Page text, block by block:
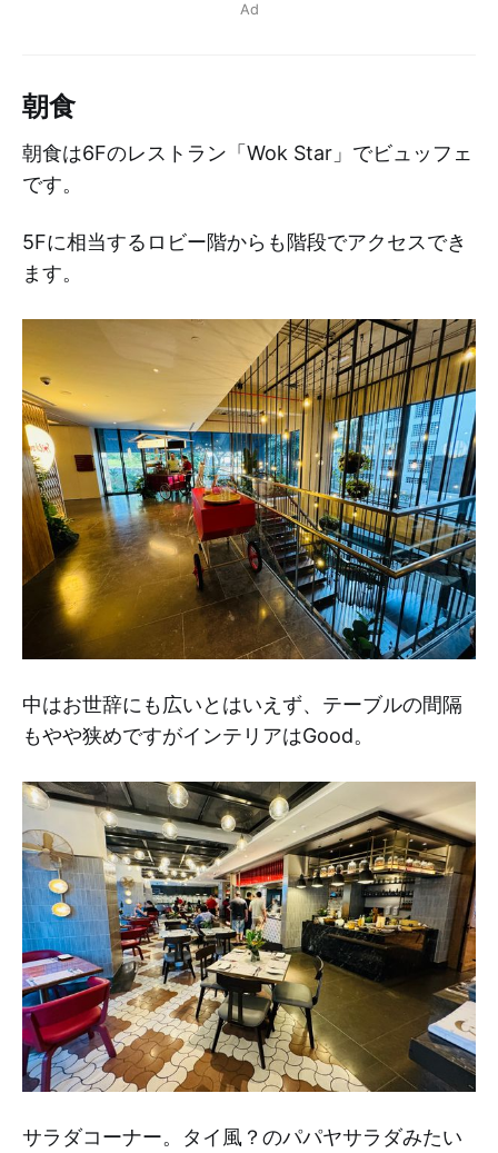
Ad
朝食
朝食は6Fのレストラン「Wok Star」でビュッフェ
です。
5Fに相当するロビー階からも階段でアクセスでき
ます。
中はお世辞にも広いとはいえず、テーブルの間隔
もやや狭めですがインテリアはGood。
サラダコーナー。タイ風？のパパヤサラダみたい